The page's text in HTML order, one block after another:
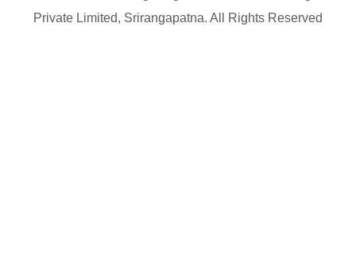
Private Limited, Srirangapatna. All Rights Reserved